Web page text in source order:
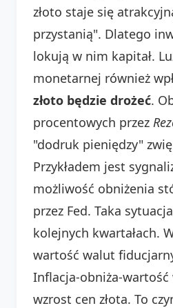
złoto staje się
przystanią". Dlatego
lokują w nim kapitał.
monetarnej również
złoto będzie drożeć.
procentowych przez
"dodruk pieniędzy"
Przykładem jest
możliwość obniżenia
przez Fed. Taka
kolejnych kwartałach.
wartość walut
Inflacja-obniża-
wzrost cen złota. To